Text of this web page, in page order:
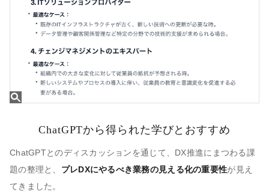
ChatGPTから得られた学びとおすすめ
ChatGPTとのディスカッションを通じて、DX推進にまつわる課
題の整理と、 プレDXにやるべき業務の見える化の重要性が見え
てきました。